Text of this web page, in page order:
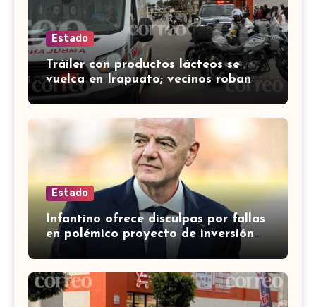
Estado
Tráiler con productos lácteos se
vuelca en Irapuato; vecinos roban
carga en lugar de auxiliar a heridos
Estado
Infantino ofrece disculpas por fallas
en polémico proyecto de inversión
privada de la FIFA